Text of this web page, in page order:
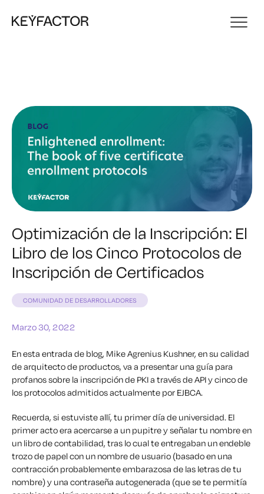
Optimización de la Inscripción: El
Libro de los Cinco Protocolos de
Inscripción de Certificados
COMUNIDAD DE DESARROLLADORES
Marzo 30, 2022
En esta entrada de blog, Mike Agrenius Kushner, en su calidad
de arquitecto de productos, va a presentar una guía para
profanos sobre la inscripción de PKI a través de API y cinco de
los protocolos admitidos actualmente por EJBCA.
Recuerda, si estuviste allí, tu primer día de universidad. El
primer acto era acercarse a un pupitre y señalar tu nombre en
un libro de contabilidad, tras lo cual te entregaban un endeble
trozo de papel con un nombre de usuario (basado en una
contracción probablemente embarazosa de las letras de tu
nombre) y una contraseña autogenerada (que se te permitía